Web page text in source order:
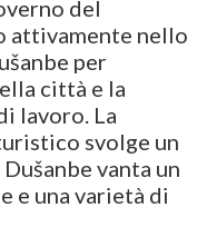
del
attivamente nello
per
città e la
lavoro. La
svolge un
vanta un
e una varietà di